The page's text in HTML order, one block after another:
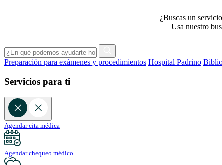
¿Buscas un
Usa nuestro
Preparación para exámenes y procedimientos Hospital Padrino
Servicios para ti
Agendar cita médica
Agendar chequeo médico